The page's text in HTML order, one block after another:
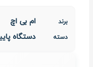
برند ام بی اچ
دسته دستگاه